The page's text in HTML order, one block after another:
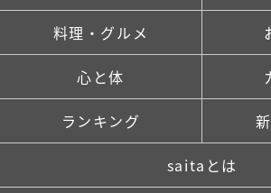
料理・グルメ
心と体
ランキング
saitaとは